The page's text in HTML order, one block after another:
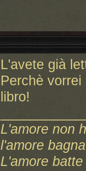
L'avete già
Perchè
libro!
L'amore non
l'amore
L'amore